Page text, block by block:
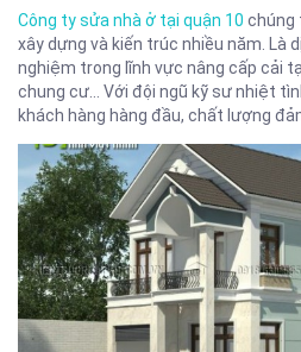
Công ty sửa nhà ở tại quận 10 chúng
xây dựng và kiến trúc nhiều năm. Là
nghiệm trong lĩnh vực nâng cấp cải
chung cư… Với đội ngũ kỹ sư nhiệt
khách hàng hàng đầu, chất lượng